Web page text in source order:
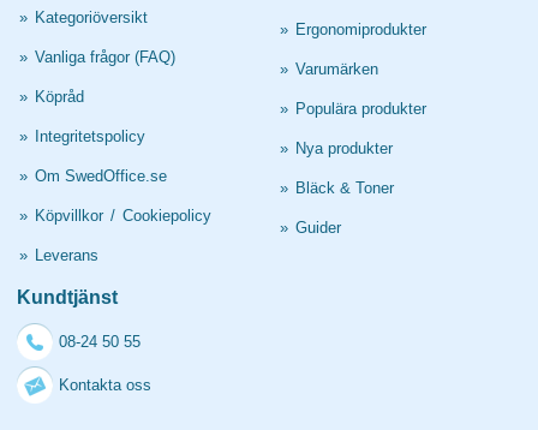
» Kategoriöversikt
» Vanliga frågor (FAQ)
» Köpråd
» Integritetspolicy
» Om SwedOffice.se
» Köpvillkor / Cookiepolicy
» Leverans
» Ergonomiprodukter
» Varumärken
» Populära produkter
» Nya produkter
» Bläck & Toner
» Guider
Kundtjänst
08-24 50 55
Kontakta oss